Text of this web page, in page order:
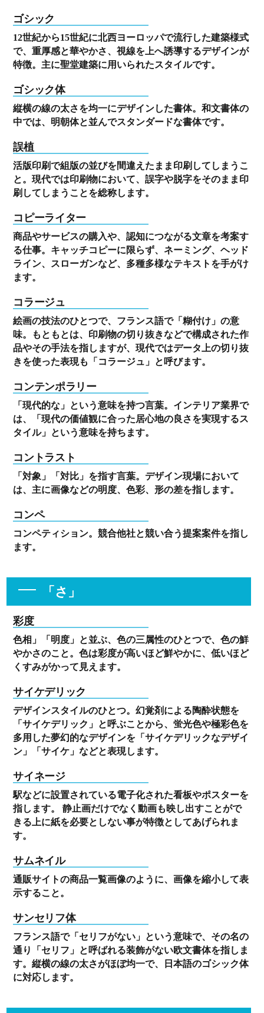
ゴシック
12世紀から15世紀に北西ヨーロッパで流行した建築様式
で、重厚感と華やかさ、視線を上へ誘導するデザインが
特徴。主に聖堂建築に用いられたスタイルです。
ゴシック体
縦横の線の太さを均一にデザインした書体。和文書体の
中では、明朝体と並んでスタンダードな書体です。
誤植
活版印刷で組版の並びを間違えたまま印刷してしまうこ
と。現代では印刷物において、誤字や脱字をそのまま印
刷してしまうことを総称します。
コピーライター
商品やサービスの購入や、認知につながる文章を考案す
る仕事。キャッチコピーに限らず、ネーミング、ヘッド
ライン、スローガンなど、多種多様なテキストを手がけ
ます。
コラージュ
絵画の技法のひとつで、フランス語で「糊付け」の意
味。もともとは、印刷物の切り抜きなどで構成された作
品やその手法を指しますが、現代ではデータ上の切り抜
きを使った表現も「コラージュ」と呼びます。
コンテンポラリー
「現代的な」という意味を持つ言葉。インテリア業界で
は、「現代の価値観に合った居心地の良さを実現するス
タイル」という意味を持ちます。
コントラスト
「対象」「対比」を指す言葉。デザイン現場において
は、主に画像などの明度、色彩、形の差を指します。
コンペ
コンペティション。競合他社と競い合う提案案件を指し
ます。
「さ」
彩度
色相」「明度」と並ぶ、色の三属性のひとつで、色の鮮
やかさのこと。色は彩度が高いほど鮮やかに、低いほど
くすみがかって見えます。
サイケデリック
デザインスタイルのひとつ。幻覚剤による陶酔状態を
「サイケデリック」と呼ぶことから、蛍光色や極彩色を
多用した夢幻的なデザインを「サイケデリックなデザイ
ン」「サイケ」などと表現します。
サイネージ
駅などに設置されている電子化された看板やポスターを
指します。 静止画だけでなく動画も映し出すことがで
きる上に紙を必要としない事が特徴としてあげられま
す。
サムネイル
通販サイトの商品一覧画像のように、画像を縮小して表
示すること。
サンセリフ体
フランス語で「セリフがない」という意味で、その名の
通り「セリフ」と呼ばれる装飾がない欧文書体を指しま
す。縦横の線の太さがほぼ均一で、日本語のゴシック体
に対応します。